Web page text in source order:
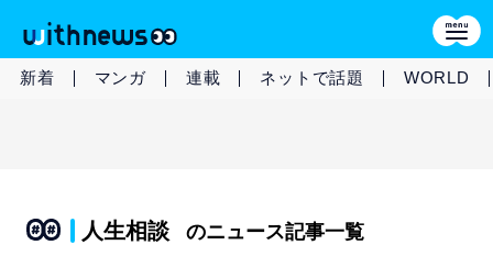
新着 マンガ 連載 ネットで話題 WORLD
人生相談 のニュース記事一覧